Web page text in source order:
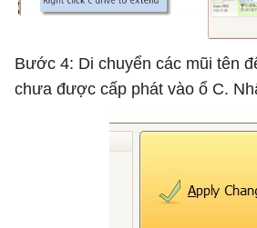
Bước 4: Di chuyển các mũi tên
chưa được cấp phát vào ổ C.